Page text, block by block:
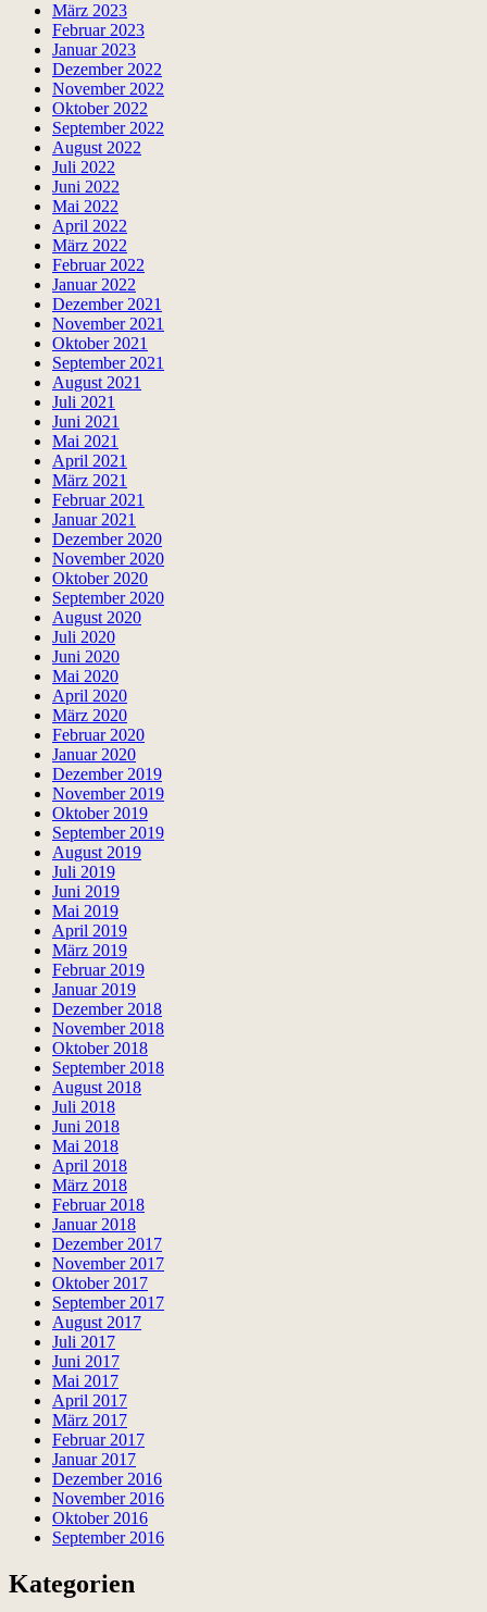
März 2023
Februar 2023
Januar 2023
Dezember 2022
November 2022
Oktober 2022
September 2022
August 2022
Juli 2022
Juni 2022
Mai 2022
April 2022
März 2022
Februar 2022
Januar 2022
Dezember 2021
November 2021
Oktober 2021
September 2021
August 2021
Juli 2021
Juni 2021
Mai 2021
April 2021
März 2021
Februar 2021
Januar 2021
Dezember 2020
November 2020
Oktober 2020
September 2020
August 2020
Juli 2020
Juni 2020
Mai 2020
April 2020
März 2020
Februar 2020
Januar 2020
Dezember 2019
November 2019
Oktober 2019
September 2019
August 2019
Juli 2019
Juni 2019
Mai 2019
April 2019
März 2019
Februar 2019
Januar 2019
Dezember 2018
November 2018
Oktober 2018
September 2018
August 2018
Juli 2018
Juni 2018
Mai 2018
April 2018
März 2018
Februar 2018
Januar 2018
Dezember 2017
November 2017
Oktober 2017
September 2017
August 2017
Juli 2017
Juni 2017
Mai 2017
April 2017
März 2017
Februar 2017
Januar 2017
Dezember 2016
November 2016
Oktober 2016
September 2016
Kategorien